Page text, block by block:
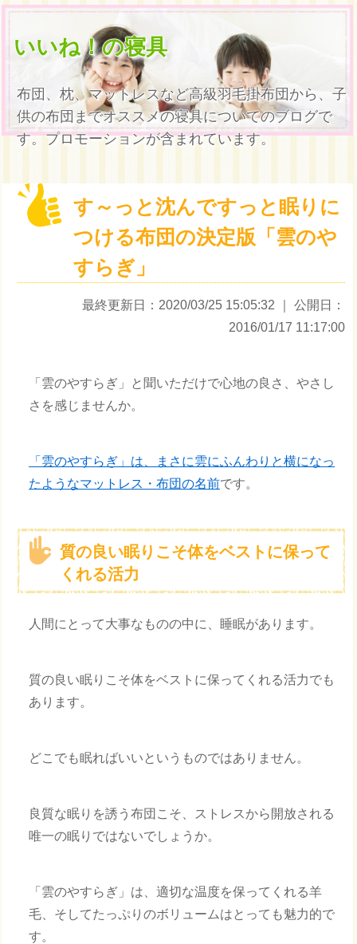
いいね！の寝具
布団、枕、マットレスなど高級羽毛掛布団から、子
供の布団までオススメの寝具についてのブログで
す。プロモーションが含まれています。
す～っと沈んですっと眠りに
つける布団の決定版「雲のや
すらぎ」
最終更新日：2020/03/25 15:05:32 ｜ 公開日：
2016/01/17 11:17:00
「雲のやすらぎ」と聞いただけで心地の良さ、やさし
さを感じませんか。
「雲のやすらぎ」は、まさに雲にふんわりと横になっ
たようなマットレス・布団の名前です。
質の良い眠りこそ体をベストに保って
くれる活力
人間にとって大事なものの中に、睡眠があります。
質の良い眠りこそ体をベストに保ってくれる活力でも
あります。
どこでも眠ればいいというものではありません。
良質な眠りを誘う布団こそ、ストレスから開放される
唯一の眠りではないでしょうか。
「雲のやすらぎ」は、適切な温度を保ってくれる羊
毛、そしてたっぷりのボリュームはとっても魅力的で
す。